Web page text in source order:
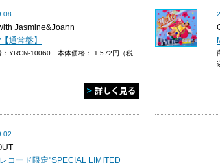
Jasmine&Joann
通常盤】
：YRCN-10060 本体価格： 1,572円（税
コード限定"SPECIAL LIMITED